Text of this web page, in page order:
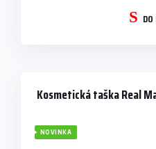
Kosmetická taška Real
NOVINKA